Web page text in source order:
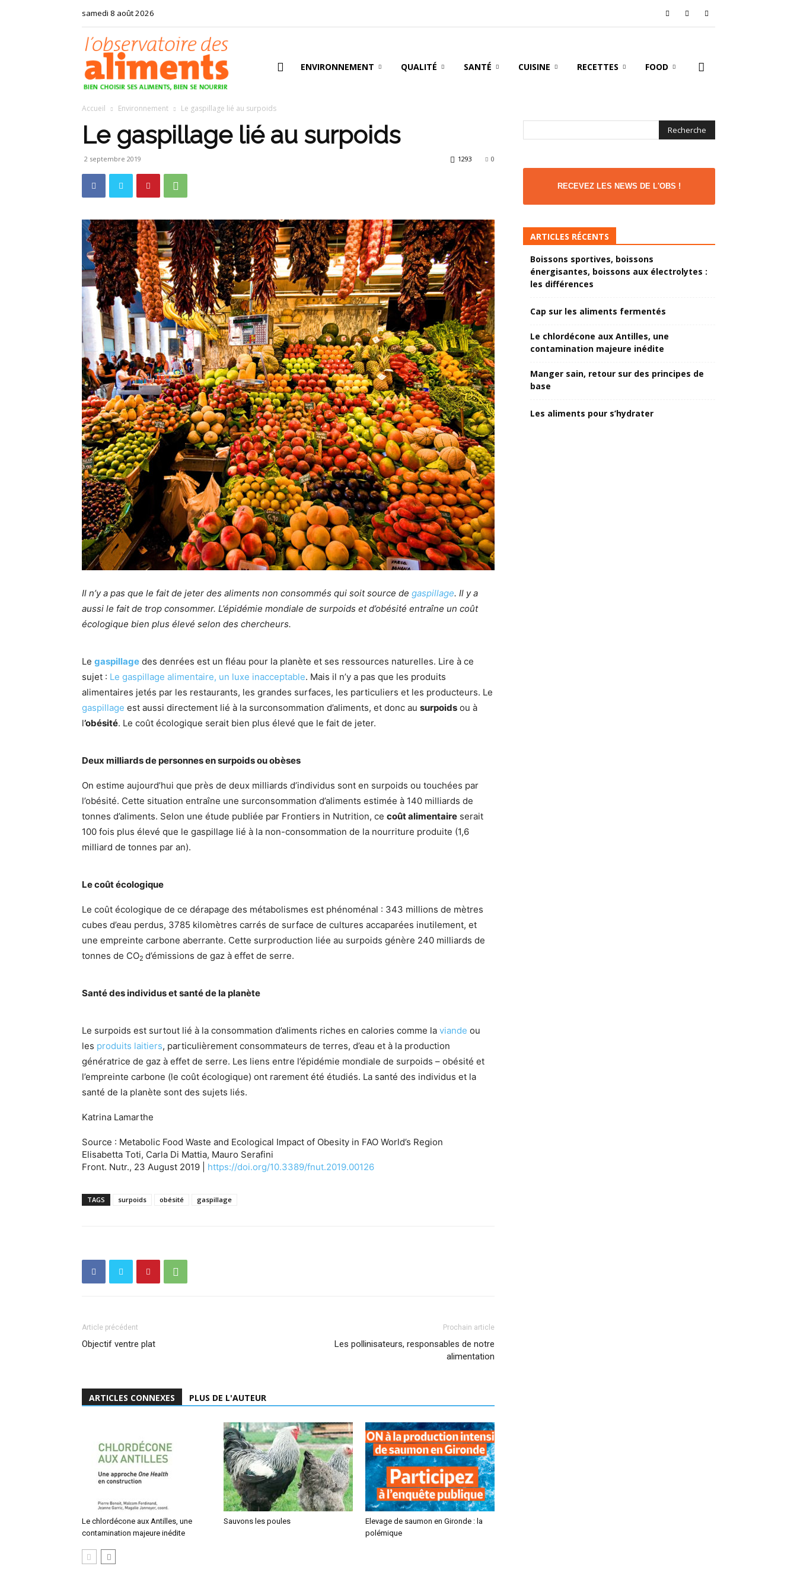
samedi 8 août 2026
ENVIRONNEMENT QUALITÉ SANTÉ CUISINE RECETTES FOOD
Accueil Environnement Le gaspillage lié au surpoids
Le gaspillage lié au surpoids
2 septembre 2019 0
1293
Il n’y a pas que le fait de jeter des aliments non consommés qui soit source de gaspillage. Il y a
aussi le fait de trop consommer. L’épidémie mondiale de surpoids et d’obésité entraîne un coût
écologique bien plus élevé selon des chercheurs.
Le gaspillage des denrées est un fléau pour la planète et ses ressources naturelles. Lire à ce
sujet : Le gaspillage alimentaire, un luxe inacceptable. Mais il n’y a pas que les produits
alimentaires jetés par les restaurants, les grandes surfaces, les particuliers et les producteurs. Le
gaspillage est aussi directement lié à la surconsommation d’aliments, et donc au surpoids ou à
l’obésité. Le coût écologique serait bien plus élevé que le fait de jeter.
Deux milliards de personnes en surpoids ou obèses
On estime aujourd’hui que près de deux milliards d’individus sont en surpoids ou touchées par
l’obésité. Cette situation entraîne une surconsommation d’aliments estimée à 140 milliards de
tonnes d’aliments. Selon une étude publiée par Frontiers in Nutrition, ce coût alimentaire serait
100 fois plus élevé que le gaspillage lié à la non-consommation de la nourriture produite (1,6
milliard de tonnes par an).
Le coût écologique
Le coût écologique de ce dérapage des métabolismes est phénoménal : 343 millions de mètres
cubes d’eau perdus, 3785 kilomètres carrés de surface de cultures accaparées inutilement, et
une empreinte carbone aberrante. Cette surproduction liée au surpoids génère 240 milliards de
tonnes de CO2 d’émissions de gaz à effet de serre.
Santé des individus et santé de la planète
Le surpoids est surtout lié à la consommation d’aliments riches en calories comme la viande ou
les produits laitiers, particulièrement consommateurs de terres, d’eau et à la production
génératrice de gaz à effet de serre. Les liens entre l’épidémie mondiale de surpoids – obésité et
l’empreinte carbone (le coût écologique) ont rarement été étudiés. La santé des individus et la
santé de la planète sont des sujets liés.
Katrina Lamarthe
Source : Metabolic Food Waste and Ecological Impact of Obesity in FAO World’s Region
Elisabetta Toti, Carla Di Mattia, Mauro Serafini
Front. Nutr., 23 August 2019 | https://doi.org/10.3389/fnut.2019.00126
TAGS surpoids obésité gaspillage
Article précédent
Objectif ventre plat
Prochain article
Les pollinisateurs, responsables de notre
alimentation
ARTICLES CONNEXES PLUS DE L'AUTEUR
Le chlordécone aux Antilles, une
contamination majeure inédite
Sauvons les poules
Elevage de saumon en Gironde : la
polémique
RECEVEZ LES NEWS DE L'OBS !
ARTICLES RÉCENTS
Boissons sportives, boissons
énergisantes, boissons aux électrolytes :
les différences
Cap sur les aliments fermentés
Le chlordécone aux Antilles, une
contamination majeure inédite
Manger sain, retour sur des principes de
base
Les aliments pour s’hydrater